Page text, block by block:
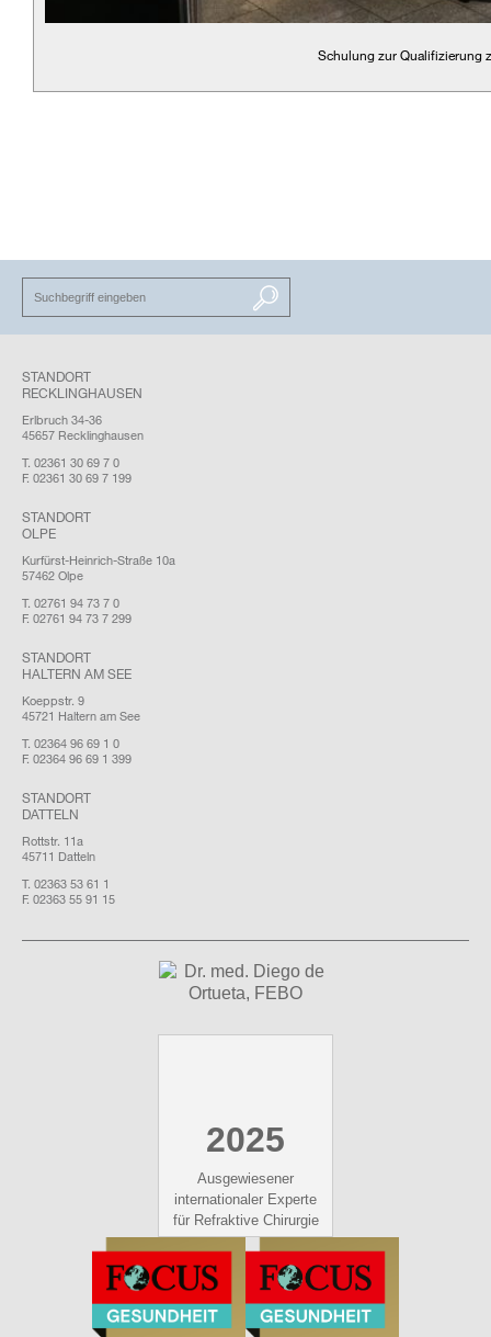
Schulung zur Qualifizierung
SUCHEN
STANDORT
RECKLINGHAUSEN
Erlbruch 34-36
45657 Recklinghausen
T. 02361 30 69 7 0
F. 02361 30 69 7 199
STANDORT
OLPE
Kurfürst-Heinrich-Straße 10a
57462 Olpe
T. 02761 94 73 7 0
F. 02761 94 73 7 299
STANDORT
HALTERN AM SEE
Koeppstr. 9
45721 Haltern am See
T. 02364 96 69 1 0
F. 02364 96 69 1 399
STANDORT
DATTELN
Rottstr. 11a
45711 Datteln
T. 02363 53 61 1
F. 02363 55 91 15
2025
Ausgewiesener
internationaler Experte
für Refraktive Chirurgie